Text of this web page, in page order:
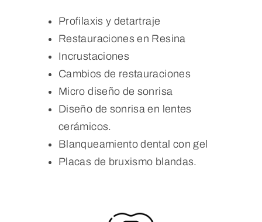
Profilaxis y detartraje
Restauraciones en Resina
Incrustaciones
Cambios de restauraciones
Micro diseño de sonrisa
Diseño de sonrisa en lentes
cerámicos.
Blanqueamiento dental con gel
Placas de bruxismo blandas.